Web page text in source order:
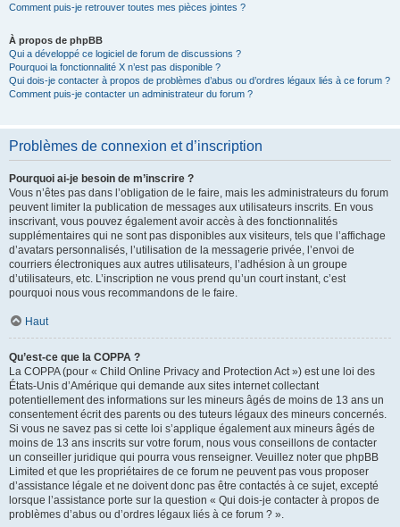
Comment puis-je retrouver toutes mes pièces jointes ?
À propos de phpBB
Qui a développé ce logiciel de forum de discussions ?
Pourquoi la fonctionnalité X n’est pas disponible ?
Qui dois-je contacter à propos de problèmes d’abus ou d’ordres légaux liés à ce forum ?
Comment puis-je contacter un administrateur du forum ?
Problèmes de connexion et d’inscription
Pourquoi ai-je besoin de m’inscrire ?
Vous n’êtes pas dans l’obligation de le faire, mais les administrateurs du forum
peuvent limiter la publication de messages aux utilisateurs inscrits. En vous
inscrivant, vous pouvez également avoir accès à des fonctionnalités
supplémentaires qui ne sont pas disponibles aux visiteurs, tels que l’affichage
d’avatars personnalisés, l’utilisation de la messagerie privée, l’envoi de
courriers électroniques aux autres utilisateurs, l’adhésion à un groupe
d’utilisateurs, etc. L’inscription ne vous prend qu’un court instant, c’est
pourquoi nous vous recommandons de le faire.
Haut
Qu’est-ce que la COPPA ?
La COPPA (pour « Child Online Privacy and Protection Act ») est une loi des
États-Unis d’Amérique qui demande aux sites internet collectant
potentiellement des informations sur les mineurs âgés de moins de 13 ans un
consentement écrit des parents ou des tuteurs légaux des mineurs concernés.
Si vous ne savez pas si cette loi s’applique également aux mineurs âgés de
moins de 13 ans inscrits sur votre forum, nous vous conseillons de contacter
un conseiller juridique qui pourra vous renseigner. Veuillez noter que phpBB
Limited et que les propriétaires de ce forum ne peuvent pas vous proposer
d’assistance légale et ne doivent donc pas être contactés à ce sujet, excepté
lorsque l’assistance porte sur la question « Qui dois-je contacter à propos de
problèmes d’abus ou d’ordres légaux liés à ce forum ? ».